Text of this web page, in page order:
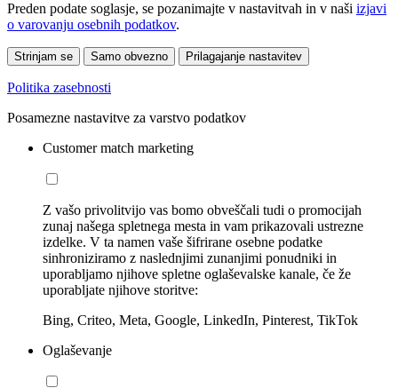
Preden podate soglasje, se pozanimajte v nastavitvah in v naši izjavi
o varovanju osebnih podatkov.
Strinjam se Samo obvezno Prilagajanje nastavitev
Politika zasebnosti
Posamezne nastavitve za varstvo podatkov
Customer match marketing
Z vašo privolitvijo vas bomo obveščali tudi o promocijah
zunaj našega spletnega mesta in vam prikazovali ustrezne
izdelke. V ta namen vaše šifrirane osebne podatke
sinhroniziramo z naslednjimi zunanjimi ponudniki in
uporabljamo njihove spletne oglaševalske kanale, če že
uporabljate njihove storitve:
Bing, Criteo, Meta, Google, LinkedIn, Pinterest, TikTok
Oglaševanje